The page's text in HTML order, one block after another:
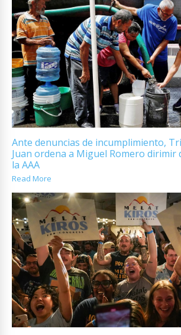
Ante denuncias de incumplimiento,
Juan ordena a Miguel Romero dirimir
la AAA
Read More